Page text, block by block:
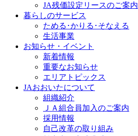
JA残価設定リースのご案内
暮らしのサービス
ためる･かりる･そなえる
生活事業
お知らせ・イベント
新着情報
重要なお知らせ
エリアトピックス
JAおおいたについて
組織紹介
ＪＡ組合員加入のご案内
採用情報
自己改革の取り組み